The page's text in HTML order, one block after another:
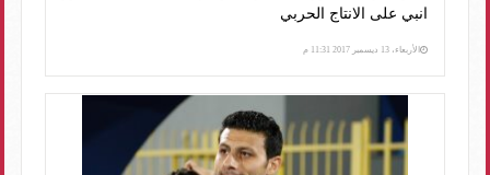
انبي على الانتاج الحربي
الأربعاء، 13 ديسمبر 2017 11:31 م